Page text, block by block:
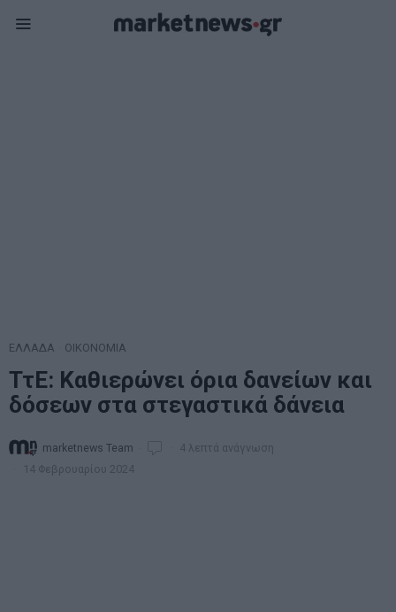
ΕΛΛΑΔΑ ΟΙΚΟΝΟΜΙΑ
ΤτΕ: Καθιερώνει όρια δανείων και
δόσεων στα στεγαστικά δάνεια
marketnews Team
4 λεπτά ανάγνωση
14 Φεβρουαρίου 2024